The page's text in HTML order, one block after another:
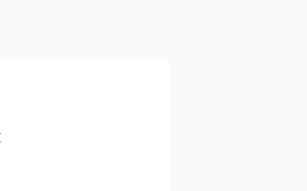
invităm cu